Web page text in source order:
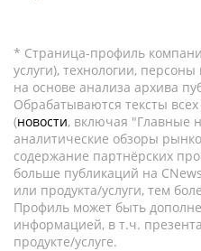
* Страница-профиль
услуги), технологии,
на основе анализа архива
Обрабатываются тексты
(новости, включая "Главные
аналитические обзоры
содержание партнёрских
больше публикаций на
или продукта/услуги, тем
Профиль может быть
информацией, в т.ч.
продукте/услуге.